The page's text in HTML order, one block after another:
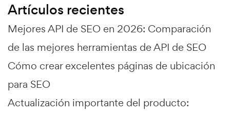
Artículos recientes
Mejores API de SEO en 2026: Comparación
de las mejores herramientas de API de SEO
Cómo crear excelentes páginas de ubicación
para SEO
Actualización importante del producto: